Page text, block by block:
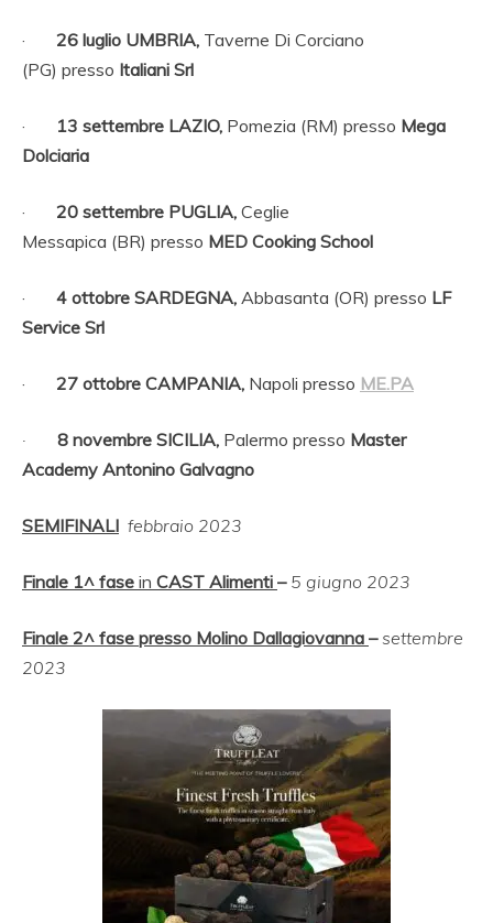
· 26 luglio UMBRIA, Taverne Di Corciano
(PG) presso Italiani Srl
· 13 settembre LAZIO, Pomezia (RM) presso Mega
Dolciaria
· 20 settembre PUGLIA, Ceglie
Messapica (BR) presso MED Cooking School
· 4 ottobre SARDEGNA, Abbasanta (OR) presso LF
Service Srl
· 27 ottobre CAMPANIA, Napoli presso ME.PA
· 8 novembre SICILIA, Palermo presso Master
Academy Antonino Galvagno
SEMIFINALI febbraio 2023
Finale 1^ fase in CAST Alimenti – 5 giugno 2023
Finale 2^ fase presso Molino Dallagiovanna – settembre
2023